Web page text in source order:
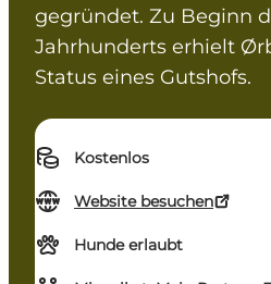
gegründet. Zu Beginn
Jahrhunderts erhielt
Status eines Gutshofs.
Kostenlos
Website besuchen
Hunde erlaubt